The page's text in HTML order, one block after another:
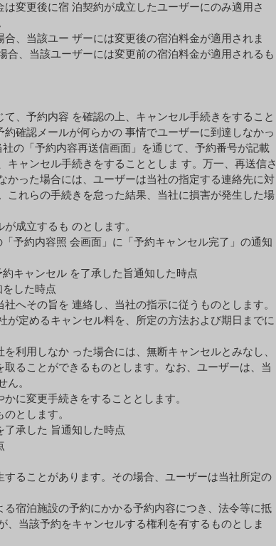
変更後に宿 泊契約が成⽴したユーザーにのみ適⽤さ
、当該ユー ザーには変更後の宿泊料⾦が適⽤されま
、当該ユーザーには変更前の宿泊料⾦が適⽤されるも
、予約内容 を確認の上、キャンセル⼿続きをすること
確認メールが何らかの 事情でユーザーに到達しなかっ
の「予約内容再送信画⾯」を通じて、予約番号が記載
ャンセル⼿続きをすることとしま す。万⼀、再送信さ
った場合には、ユーザーは当社の指定する連絡先に対
これらの⼿続きを怠った結果、当社に損害が発⽣した場
成⽴するも のとします。
予約内容照 会画⾯」に「予約キャンセル完了」の通知
キャンセル を了承した旨通知した時点
した時点
へその旨を 連絡し、当社の指⽰に従うものとします。
定めるキャンセル料を、所定の⽅法および期⽇までに
利⽤しなか った場合には、無断キャンセルとみなし、
ることができるものとします。なお、ユーザーは、当
。
に変更⼿続きをすることとします。
のとします。
承した 旨通知した時点
ることがあります。その場合、ユーザーは当社所定の
宿泊施設の予約にかかる予約内容につき、法令等に抵
当該予約をキャンセルする権利を有するものとしま